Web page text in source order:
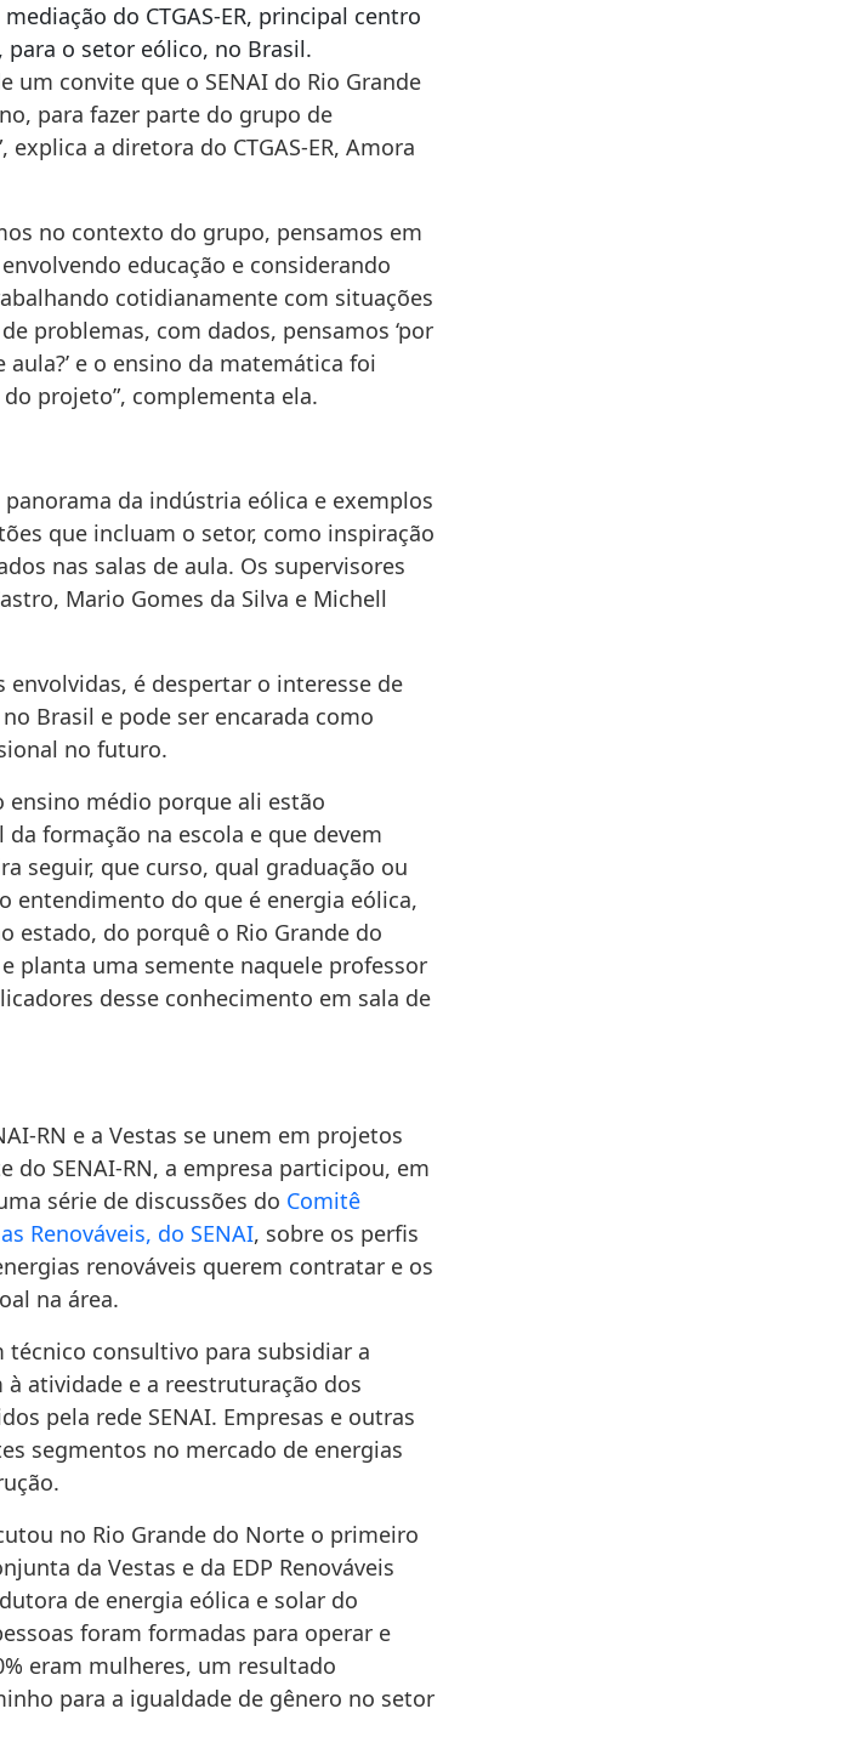
do CTGAS-ER, principal centro
o setor eólico, no Brasil.
um convite que o SENAI do Rio Grande
para fazer parte do grupo de
a diretora do CTGAS-ER, Amora
no contexto do grupo, pensamos em
educação e considerando
cotidianamente com situações
problemas, com dados, pensamos ‘por
e o ensino da matemática foi
projeto”, complementa ela.
da indústria eólica e exemplos
que incluam o setor, como inspiração
nas salas de aula. Os supervisores
Mario Gomes da Silva e Michell
é despertar o interesse de
Brasil e pode ser encarada como
no futuro.
ensino médio porque ali estão
formação na escola e que devem
seguir, que curso, qual graduação ou
entendimento do que é energia eólica,
estado, do porquê o Rio Grande do
planta uma semente naquele professor
desse conhecimento em sala de
RN e a Vestas se unem em projetos
do SENAI-RN, a empresa participou, em
série de discussões do Comitê
Renováveis, do SENAI, sobre os perfis
renováveis querem contratar e os
na área.
consultivo para subsidiar a
atividade e a reestruturação dos
pela rede SENAI. Empresas e outras
segmentos no mercado de energias
no Rio Grande do Norte o primeiro
da Vestas e da EDP Renováveis
de energia eólica e solar do
foram formadas para operar e
eram mulheres, um resultado
para a igualdade de gênero no setor